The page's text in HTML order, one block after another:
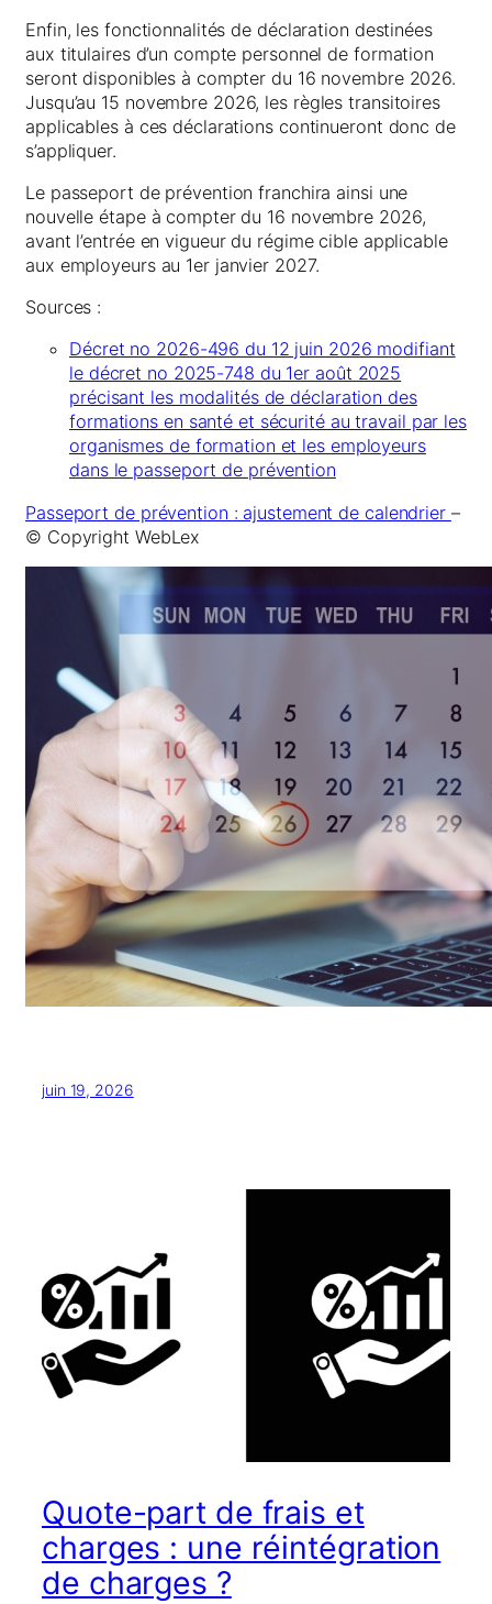
Enfin, les fonctionnalités de déclaration destinées
aux titulaires d’un compte personnel de formation
seront disponibles à compter du 16 novembre 2026.
Jusqu’au 15 novembre 2026, les règles transitoires
applicables à ces déclarations continueront donc de
s’appliquer.
Le passeport de prévention franchira ainsi une
nouvelle étape à compter du 16 novembre 2026,
avant l’entrée en vigueur du régime cible applicable
aux employeurs au 1er janvier 2027.
Sources :
Décret no 2026-496 du 12 juin 2026 modifiant
le décret no 2025-748 du 1er août 2025
précisant les modalités de déclaration des
formations en santé et sécurité au travail par les
organismes de formation et les employeurs
dans le passeport de prévention
Passeport de prévention : ajustement de calendrier –
© Copyright WebLex
juin 19, 2026
Quote-part de frais et
charges : une réintégration
de charges ?